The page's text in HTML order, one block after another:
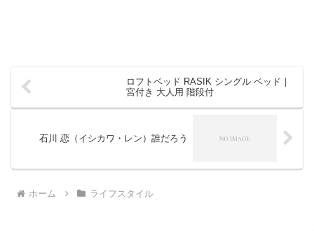
ロフトベッド RASIK シングル ベッド｜
宮付き 大人用 階段付
石川 恋（イシカワ・レン）誰だろう
ホーム ライフスタイル